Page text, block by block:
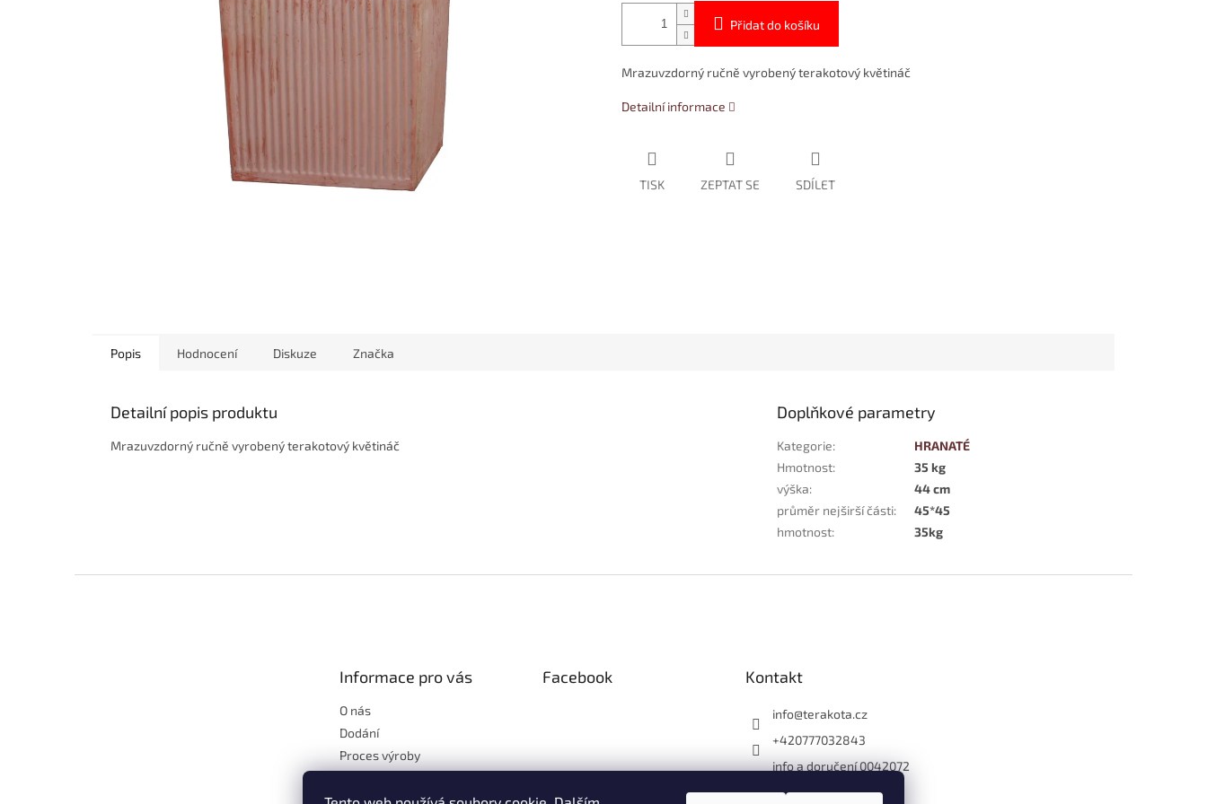
Přidat do košíku
Mrazuvzdorný ručně vyrobený terakotový květináč
Detailní informace
TISK ZEPTAT SE SDÍLET
Popis Hodnocení Diskuze Značka
Detailní popis produktu
Mrazuvzdorný ručně vyrobený terakotový květináč
Doplňkové parametry
Kategorie:
HRANATÉ
Hmotnost:
35 kg
výška:
44 cm
průměr nejširší části:
45*45
hmotnost: 35kg
Informace pro vás
O nás
Dodání
Proces výroby
Chcete krásný dům nebo
Facebook Kontakt
info@terakota.cz
+420777032843
info a doručení 0042072